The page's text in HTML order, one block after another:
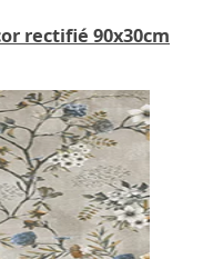
rectifié 90x30cm